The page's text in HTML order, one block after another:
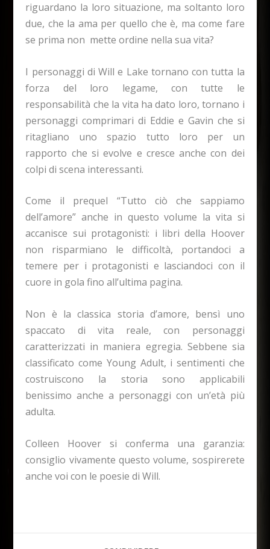
riguardano la loro situazione, ma soltanto loro
due, che la ama per quello che è, ma come fare
se prima non mette ordine nella sua vita?
I personaggi di Will e Lake tornano con tutta la
forza del loro legame, con tutte le
responsabilità che la vita ha dato loro, tornano i
personaggi comprimari di Eddie e Gavin che si
ritagliano uno spazio tutto loro per un
rapporto che si evolve e cresce anche con dei
colpi di scena interessanti.
Come il prequel “Tutto ciò che sappiamo
dell’amore” anche in questo volume la vita si
accanisce sui protagonisti: i libri della Hoover
non risparmiano le difficoltà, portandoci a
temere per i protagonisti e lasciandoci con il
cuore in gola fino all’ultima pagina.
Non è la classica storia d’amore, bensì uno
spaccato di vita reale, con personaggi
caratterizzati in maniera egregia. Sebbene sia
classificato come Young Adult, i sentimenti che
costruiscono la storia sono applicabili
benissimo anche a personaggi con un’età più
adulta.
Colleen Hoover si conferma una garanzia:
consiglio vivamente questo volume, sospirerete
anche voi con le poesie di Will.